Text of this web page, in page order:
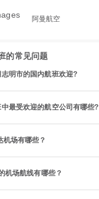
阿曼航空
的常见问题
明市的国内航班欢迎?
最受欢迎的航空公司有哪些?
机场有哪些？
机场航线有哪些？